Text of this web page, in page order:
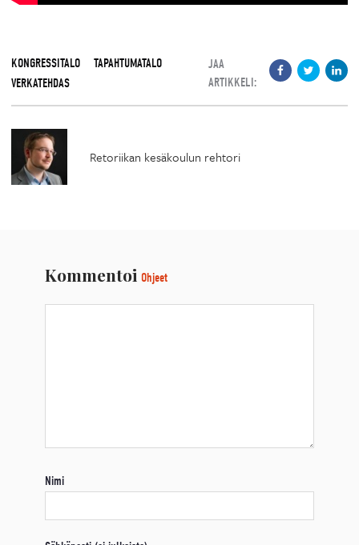
KONGRESSITALO
TAPAHTUMATALO
VERKATEHDAS
JAA
ARTIKKELI:
Retoriikan kesäkoulun rehtori
Kommentoi Ohjeet
Nimi